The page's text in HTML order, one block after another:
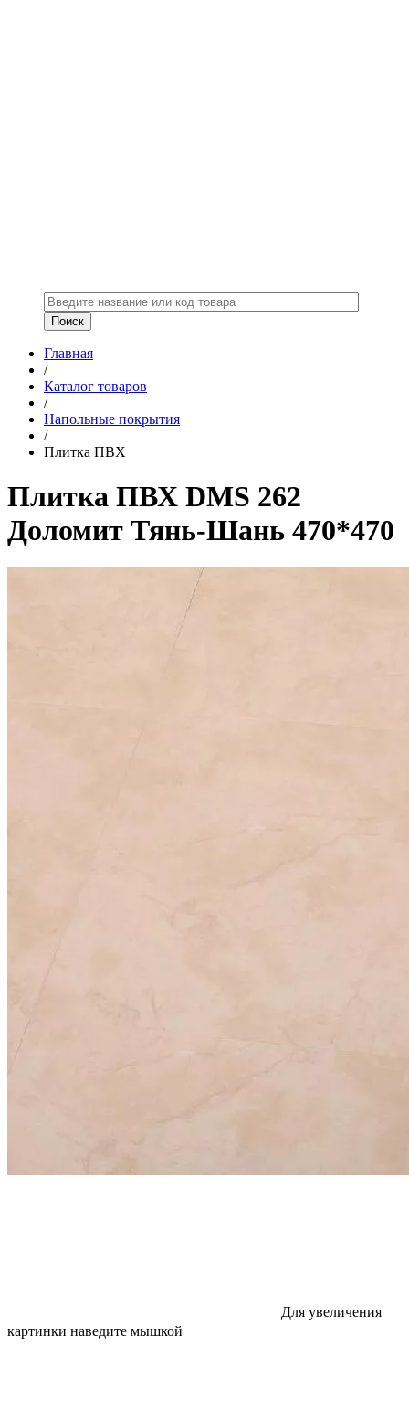
Главная
/
Каталог товаров
/
Напольные покрытия
/
Плитка ПВХ
Плитка ПВХ DMS 262
Доломит Тянь-Шань 470*470
Для увеличения
картинки наведите мышкой